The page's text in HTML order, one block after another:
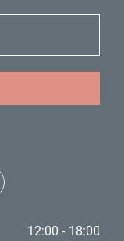
12:00 - 18:00